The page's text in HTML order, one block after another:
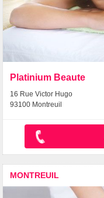
Platinium Beaute
16 Rue Victor Hugo
93100 Montreuil
MONTREUIL